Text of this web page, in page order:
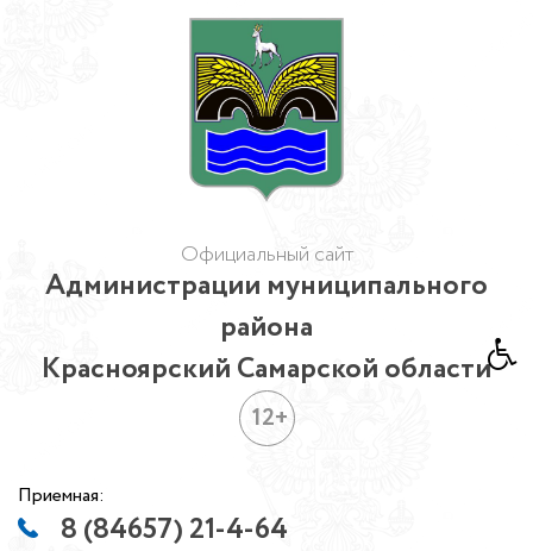
Официальный сайт
Администрации муниципального
района
Красноярский Самарской области
12+
Приемная:
8 (84657) 21-4-64